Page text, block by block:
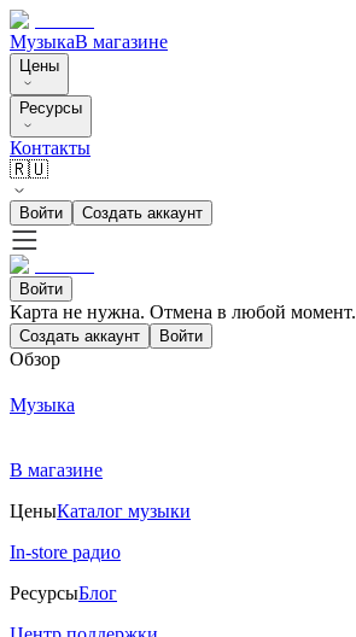
МузыкаВ магазине
Цены
Ресурсы
Контакты
🇷🇺
Войти Создать аккаунт
Войти
Карта не нужна. Отмена в любой момент.
Создать аккаунт Войти
Обзор
Музыка
В магазине
ЦеныКаталог музыки
In-store радио
РесурсыБлог